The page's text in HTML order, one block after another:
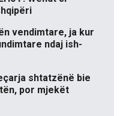
vendimtare, ja kur
ndaj ish-
shtatzënë bie
por mjekët